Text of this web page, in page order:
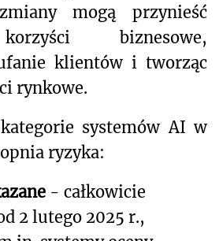
mogą przynieść
biznesowe,
klientów i tworząc
rynkowe.
systemów AI w
ryzyka:
- całkowicie
2 lutego 2025 r.,